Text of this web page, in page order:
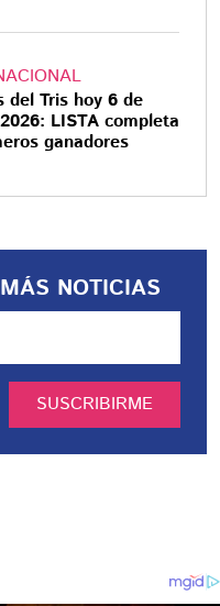
del Tris hoy 6 de
LISTA completa
ganadores
NOTICIAS
SUSCRIBIRME